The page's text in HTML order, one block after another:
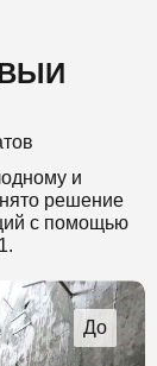
и
решение
с помощью